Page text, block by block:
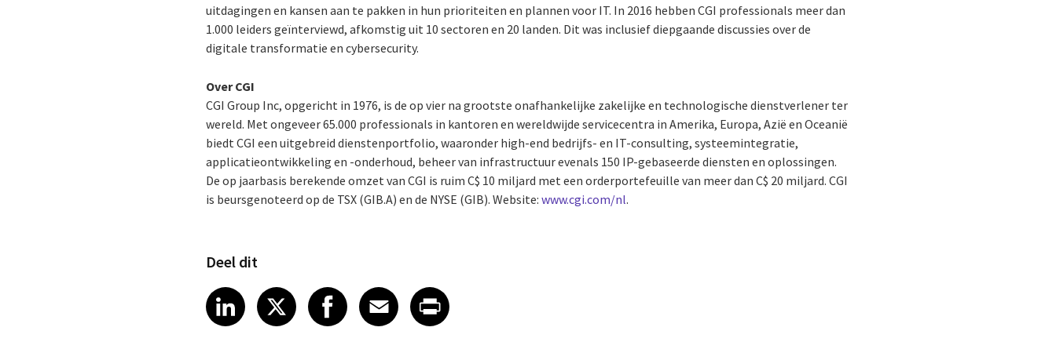
uitdagingen en kansen aan te pakken in hun prioriteiten en plannen voor IT. In 2016 hebben CGI professionals meer dan
1.000 leiders geïnterviewd, afkomstig uit 10 sectoren en 20 landen. Dit was inclusief diepgaande discussies over de
digitale transformatie en cybersecurity.
Over CGI
CGI Group Inc, opgericht in 1976, is de op vier na grootste onafhankelijke zakelijke en technologische dienstverlener ter
wereld. Met ongeveer 65.000 professionals in kantoren en wereldwijde servicecentra in Amerika, Europa, Azië en Oceanië
biedt CGI een uitgebreid dienstenportfolio, waaronder high-end bedrijfs- en IT-consulting, systeemintegratie,
applicatieontwikkeling en -onderhoud, beheer van infrastructuur evenals 150 IP-gebaseerde diensten en oplossingen.
De op jaarbasis berekende omzet van CGI is ruim C$ 10 miljard met een orderportefeuille van meer dan C$ 20 miljard. CGI
is beursgenoteerd op de TSX (GIB.A) en de NYSE (GIB). Website:www.cgi.com/nl.
Deel dit
Share article on LinkedIn
LinkedIn
Share article on X
XShare article on Facebook
Facebook
Share article on Email
Email
Share article on Print